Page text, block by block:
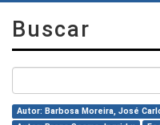
Buscar
Autor: Barbosa Moreira, José